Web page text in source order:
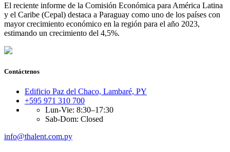
El reciente informe de la Comisión Económica para América Latina
y el Caribe (Cepal) destaca a Paraguay como uno de los países con
mayor crecimiento económico en la región para el año 2023,
estimando un crecimiento del 4,5%.
Contáctenos
Edificio Paz del Chaco, Lambaré, PY
+595 971 310 700
Lun-Vie: 8:30–17:30
Sab-Dom: Closed
info@thalent.com.py